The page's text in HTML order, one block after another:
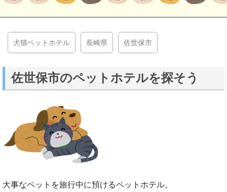
犬猫ペットホテル 長崎県 佐世保市
佐世保市のペットホテルを探そう
大事なペットを旅行中に預けるペットホテル。